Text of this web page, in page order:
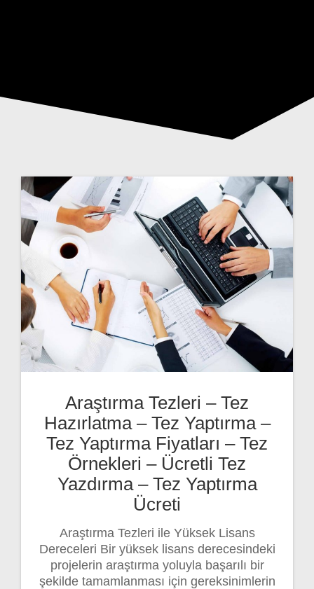
Araştırma Tezleri – Tez
Hazırlatma – Tez Yaptırma –
Tez Yaptırma Fiyatları – Tez
Örnekleri – Ücretli Tez
Yazdırma – Tez Yaptırma
Ücreti
Araştırma Tezleri ile Yüksek Lisans
Dereceleri Bir yüksek lisans derecesindeki
projelerin araştırma yoluyla başarılı bir
şekilde tamamlanması için gereksinimlerin